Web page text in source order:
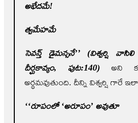
అభేదమే!
త్వమేహమే
సెవన్త్‌ డైమన్సనే’’ (విశ్వర్షి
దీర్ఘకావ్యం, పుట:140) అని
అర్థమవుతుంది. దీన్ని విశ్వర్షి గారే
‘‘రూపంలో ‘అరూపం’ అవుతూ